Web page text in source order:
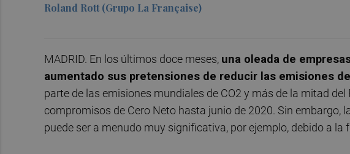
Roland Rott (Grupo La Française)
MADRID. En los últimos doce meses, una oleada de
aumentado sus pretensiones de reducir las emisiones
parte de las emisiones mundiales de CO2 y más de la mitad
compromisos de Cero Neto hasta junio de 2020. Sin embargo,
puede ser a menudo muy significativa, por ejemplo, debido a la